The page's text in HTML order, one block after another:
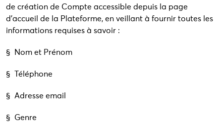
de création de Compte accessible depuis la page
d’accueil de la Plateforme, en veillant à fournir toutes les
informations requises à savoir :
§ Nom et Prénom
§ Téléphone
§ Adresse email
§ Genre